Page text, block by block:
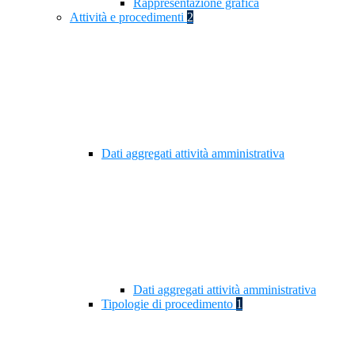
Rappresentazione grafica
Attività e procedimenti 2
Dati aggregati attività amministrativa
Dati aggregati attività amministrativa
Tipologie di procedimento 1